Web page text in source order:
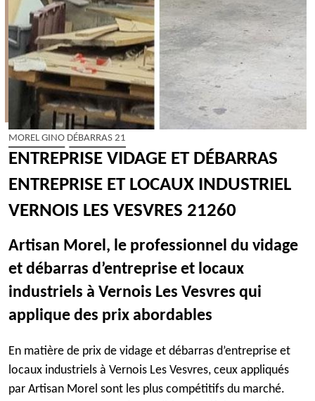
MOREL GINO DÉBARRAS 21
ENTREPRISE VIDAGE ET DÉBARRAS
ENTREPRISE ET LOCAUX INDUSTRIEL
VERNOIS LES VESVRES 21260
Artisan Morel, le professionnel du vidage
et débarras d’entreprise et locaux
industriels à Vernois Les Vesvres qui
applique des prix abordables
En matière de prix de vidage et débarras d’entreprise et
locaux industriels à Vernois Les Vesvres, ceux appliqués
par Artisan Morel sont les plus compétitifs du marché.